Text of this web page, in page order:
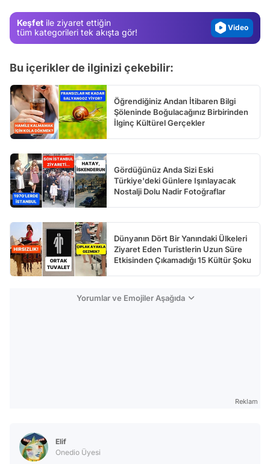
Keşfet ile ziyaret ettiğin
tüm kategorileri tek akışta gör!
Video
Bu içerikler de ilginizi çekebilir:
Öğrendiğiniz Andan İtibaren Bilgi
Şöleninde Boğulacağınız Birbirinden
İlginç Kültürel Gerçekler
Gördüğünüz Anda Sizi Eski
Türkiye'deki Günlere Işınlayacak
Nostalji Dolu Nadir Fotoğraflar
Dünyanın Dört Bir Yanındaki Ülkeleri
Ziyaret Eden Turistlerin Uzun Süre
Etkisinden Çıkamadığı 15 Kültür Şoku
Yorumlar ve Emojiler Aşağıda
Reklam
Elif
Onedio Üyesi